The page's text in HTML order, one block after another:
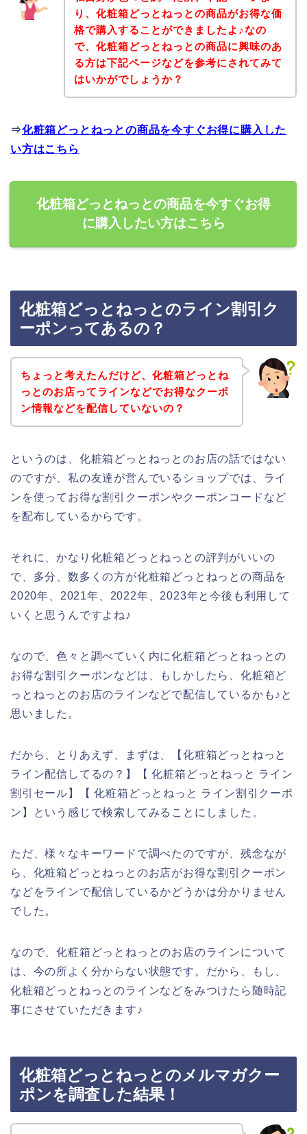
り、化粧箱どっとねっとの商品がお得な価
格で購入することができましたよ♪なの
で、化粧箱どっとねっとの商品に興味のあ
る方は下記ページなどを参考にされてみて
はいかがでしょうか？
⇒化粧箱どっとねっとの商品を今すぐお得に購入した
い方はこちら
化粧箱どっとねっとの商品を今すぐお得
に購入したい方はこちら
化粧箱どっとねっとのライン割引ク
ーポンってあるの？
ちょっと考えたんだけど、化粧箱どっとね
っとのお店ってラインなどでお得なクーポ
ン情報などを配信していないの？
というのは、化粧箱どっとねっとのお店の話ではない
のですが、私の友達が営んでいるショップでは、ライ
ンを使ってお得な割引クーポンやクーポンコードなど
を配布しているからです。
それに、かなり化粧箱どっとねっとの評判がいいの
で、多分、数多くの方が化粧箱どっとねっとの商品を
2020年、2021年、2022年、2023年と今後も利用して
いくと思うんですよね♪
なので、色々と調べていく内に化粧箱どっとねっとの
お得な割引クーポンなどは、もしかしたら、化粧箱ど
っとねっとのお店のラインなどで配信しているかも♪と
思いました。
だから、とりあえず、まずは、【化粧箱どっとねっと
ライン配信してるの？】【 化粧箱どっとねっと ライン
割引セール】【 化粧箱どっとねっと ライン割引クーポ
ン】という感じで検索してみることにしました。
ただ、様々なキーワードで調べたのですが、残念なが
ら、化粧箱どっとねっとのお店がお得な割引クーポン
などをラインで配信しているかどうかは分かりません
でした。
なので、化粧箱どっとねっとのお店のラインについて
は、今の所よく分からない状態です。だから、もし、
化粧箱どっとねっとのラインなどをみつけたら随時記
事にさせていただきます♪
化粧箱どっとねっとのメルマガクー
ポンを調査した結果！